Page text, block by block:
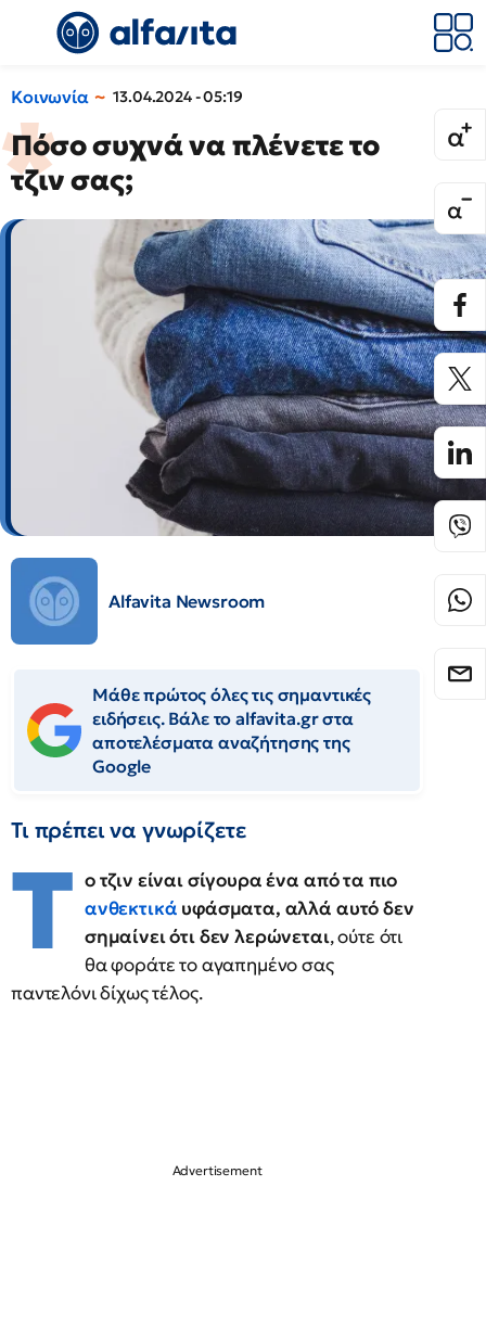
Κοινωνία 13.04.2024 - 05:19
Πόσο συχνά να πλένετε το
τζιν σας;
Alfavita Newsroom
Μάθε πρώτος όλες τις σημαντικές
ειδήσεις. Βάλε το alfavita.gr στα
αποτελέσματα αναζήτησης της
Google
Τι πρέπει να γνωρίζετε
Τ ο τζιν είναι σίγουρα ένα από τα πιο
ανθεκτικά υφάσματα, αλλά αυτό δεν
σημαίνει ότι δεν λερώνεται, ούτε ότι
θα φοράτε το αγαπημένο σας
παντελόνι δίχως τέλος.